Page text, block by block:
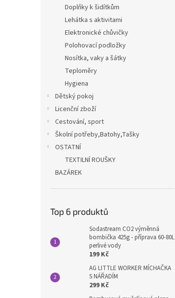
Doplňky k šidítkům
Lehátka s aktivitami
Elektronické chůvičky
Polohovací podložky
Nosítka, vaky a šátky
Teploměry
Hygiena
Dětský pokoj
Licenční zboží
Cestování, sport
Školní potřeby,Batohy,Tašky
OSTATNÍ
TEXTILNÍ ROUŠKY
BAZÁREK
Top 6 produktů
Sodastream CO2 výměnná
bombička 425g - příprava 60-80L
perlivé vody
199 Kč
AG LITTLE WORKER MÍCHAČKA
S NÁŘADÍM
299 Kč